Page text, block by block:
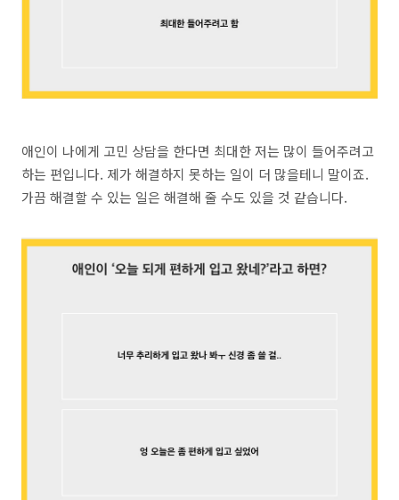
애인이 나에게 고민 상담을 한다면 최대한 저는 많이 들어주려고
하는 편입니다. 제가 해결하지 못하는 일이 더 많을테니 말이죠.
가끔 해결할 수 있는 일은 해결해 줄 수도 있을 것 같습니다.